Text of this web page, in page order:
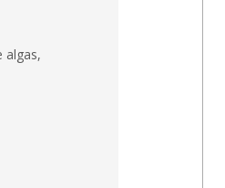
algas,